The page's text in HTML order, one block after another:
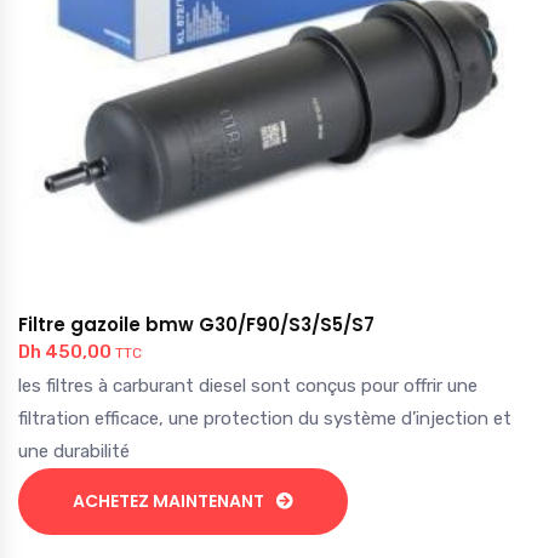
Filtre gazoile bmw G30/F90/S3/S5/S7
Dh 450,00 TTC
les filtres à carburant diesel sont conçus pour offrir une
filtration efficace, une protection du système d’injection et
une durabilité
ACHETEZ MAINTENANT